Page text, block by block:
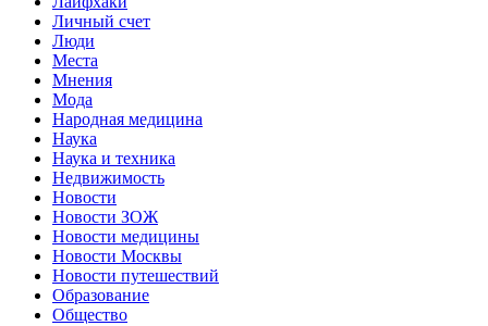
Личный счет
Люди
Места
Мнения
Мода
Народная медицина
Наука
Наука и техника
Недвижимость
Новости
Новости ЗОЖ
Новости медицины
Новости Москвы
Новости путешествий
Образование
Общество